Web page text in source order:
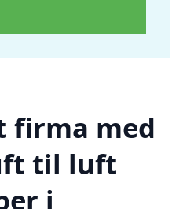
firma med
til luft
i